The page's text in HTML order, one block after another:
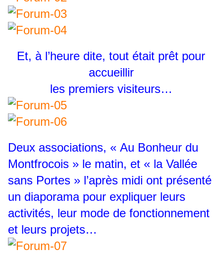
Et, à l’heure dite, tout était prêt pour
accueillir
les premiers visiteurs…
Deux associations, « Au Bonheur du
Montfrocois » le matin, et « la Vallée
sans Portes » l’après midi ont présenté
un diaporama pour expliquer leurs
activités, leur mode de fonctionnement
et leurs projets…